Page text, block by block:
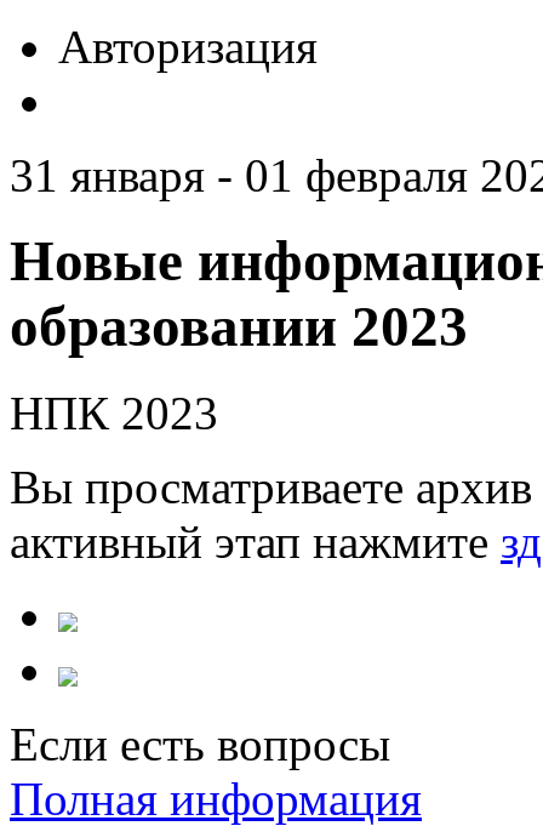
Авторизация
31 января - 01 февраля
Новые
образовании 2023
НПК 2023
Вы просматриваете
активный этап нажмите
Если есть вопросы
Полная информация